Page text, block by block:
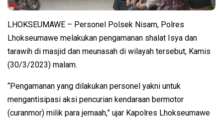
LHOKSEUMAWE – Personel Polsek Nisam, Polres
Lhokseumawe melakukan pengamanan shalat Isya dan
tarawih di masjid dan meunasah di wilayah tersebut, Kamis
(30/3/2023) malam.
“Pengamanan yang dilakukan personel yakni untuk
mengantisipasi aksi pencurian kendaraan bermotor
(curanmor) milik para jemaah,” ujar Kapolres Lhokseumawe